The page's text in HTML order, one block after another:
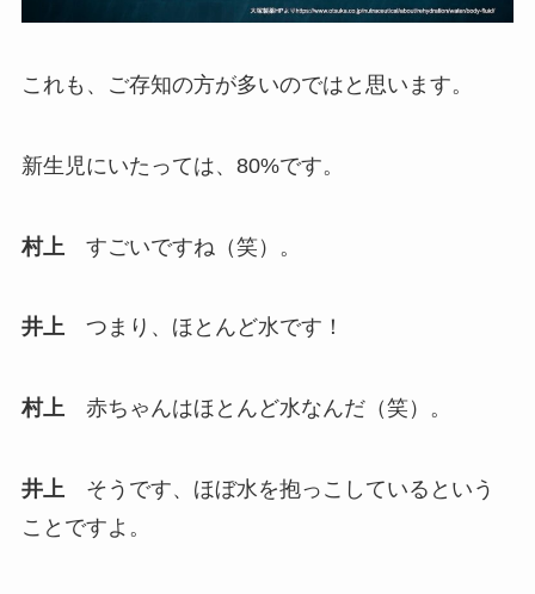
これも、ご存知の方が多いのではと思います。
新生児にいたっては、80%です。
村上 すごいですね（笑）。
井上つまり、ほとんど水です！
村上赤ちゃんはほとんど水なんだ（笑）。
井上そうです、ほぼ水を抱っこしているという
ことですよ。